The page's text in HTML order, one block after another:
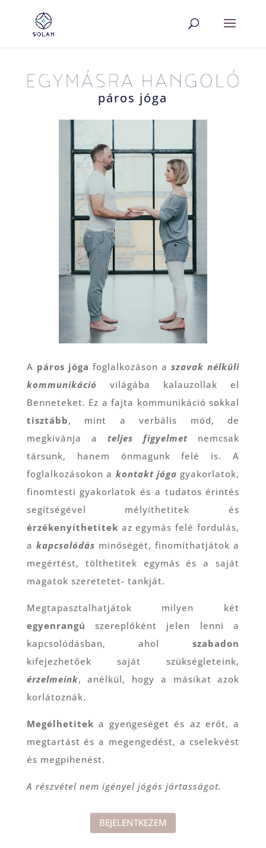
páros jóga
A páros jóga foglalkozáson aszavak nélküli
kommunikáció világába kalauzollak el
Benneteket. Ez a fajta kommunikáció sokkal
tisztább, mint a verbális mód, de
megkívánja a teljes figyelmet nemcsak
társunk, hanem önmagunk felé is. A
foglalkozásokon a kontakt jóga gyakorlatok,
finomtesti gyakorlatok és a tudatos érintés
segítségével mélyíthetitek és
érzékenyíthetitek az egymás felé fordulás,
a kapcsolódás minőségét, finomíthatjátok a
megértést, tölthetitek egymás és a saját
magatok szeretetet- tankját.
Megtapasztalhatjátok milyen két
egyenrangú szereplőként jelen lenni a
kapcsolódásban, aholszabadon
kifejezhetőek saját szükségleteink,
érzelmeink, anélkül, hogy a másikat azok
korlátoznák.
Megélhetitek a gyengeséget és az erőt, a
megtartást és a megengedést, a cselekvést
és megpihenést.
A részvétel nem igényel jógás jártasságot.
BEJELENTKEZEM